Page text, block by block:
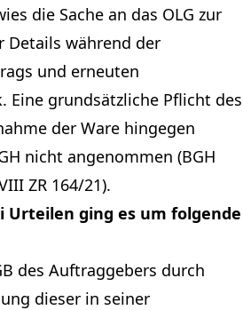
die Sache an das OLG zur
Details während der
und erneuten
Eine grundsätzliche Pflicht des
der Ware hingegen
nicht angenommen (BGH
ZR 164/21).
Urteilen ging es um folgende
des Auftraggebers durch
dieser in seiner